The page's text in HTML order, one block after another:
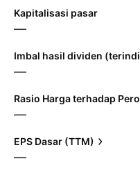
Kapitalisasi pasar
—
Imbal hasil dividen
—
Rasio Harga terhadap
—
EPS Dasar (TTM)
—